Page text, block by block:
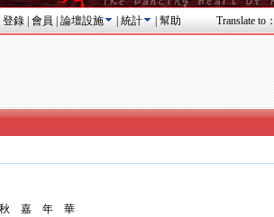
登錄| 會員 論壇設施 統計 幫助 Translate to：
華